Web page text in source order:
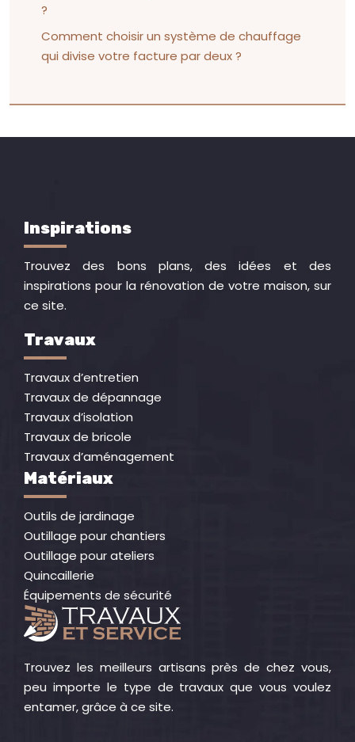
?
Comment choisir un système de chauffage
qui divise votre facture par deux ?
Inspirations
Trouvez des bons plans, des idées et des
inspirations pour la rénovation de votre maison, sur
ce site.
Travaux
Travaux d’entretien
Travaux de dépannage
Travaux d’isolation
Travaux de bricole
Travaux d’aménagement
Matériaux
Outils de jardinage
Outillage pour chantiers
Outillage pour ateliers
Quincaillerie
Équipements de sécurité
Trouvez les meilleurs artisans près de chez vous,
peu importe le type de travaux que vous voulez
entamer, grâce à ce site.